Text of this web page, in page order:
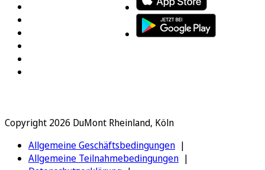
Copyright 2026 DuMont Rheinland, Köln
Allgemeine Geschäftsbedingungen
Allgemeine Teilnahmebedingungen